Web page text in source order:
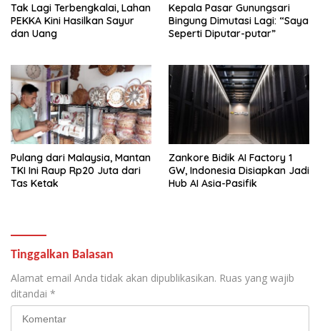
Tak Lagi Terbengkalai, Lahan
PEKKA Kini Hasilkan Sayur
dan Uang
Kepala Pasar Gunungsari
Bingung Dimutasi Lagi: “Saya
Seperti Diputar-putar”
Pulang dari Malaysia, Mantan
TKI Ini Raup Rp20 Juta dari
Tas Ketak
Zankore Bidik AI Factory 1
GW, Indonesia Disiapkan Jadi
Hub AI Asia-Pasifik
Tinggalkan Balasan
Alamat email Anda tidak akan dipublikasikan. Ruas yang wajib
ditandai *